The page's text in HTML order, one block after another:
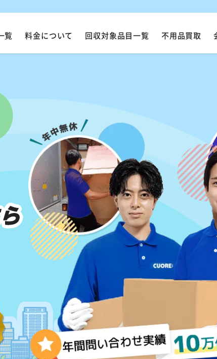
覧 料金について 回収対象品目一覧 不用品買取